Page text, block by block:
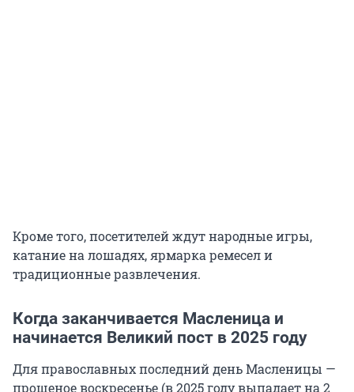
Кроме того, посетителей ждут народные игры,
катание на лошадях, ярмарка ремесел и
традиционные развлечения.
Когда заканчивается Масленица и
начинается Великий пост в 2025 году
Для православных последний день Масленицы —
прощеное воскресенье (в 2025 году выпадает на 2